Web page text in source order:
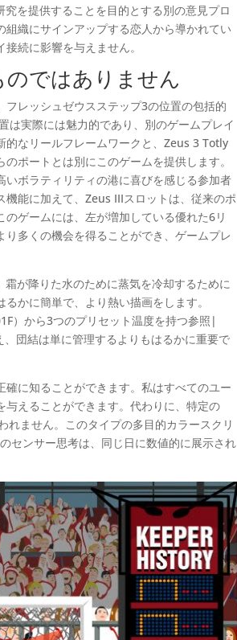
を提供することを目的とする別の意見プロ
織にサインアップする恋人から導かれてい
続に影響を与えません。
ではありません
レッシュゼウスステップ3の位置の包括的
は実際には魅力的であり、別のゲームプレイ
的なリールフレームワークと、Zeus 3 Totly
ポートとは別にこのゲームを提供します。
ボラティリティの港に喜びを感じる参加者
能に加えて、Zeus IIIスロットは、従来のポ
ゲームには、左が増加している優れた6リ
多くの機会を得ることができ、ゲームプレ
が降りた水のために蒸気を冷却するために
かに簡単で、より熱い描画をします。
）から3つのプリセット温度を持つ参照|
団結は単に管理するよりもはるかに重要で
に知ることができます。私はすべてのユー
えることができます。代わりに、特定の
ません。このタイプの多目的カラースクリ
センサー思考は、同じ日に数値的に展示され